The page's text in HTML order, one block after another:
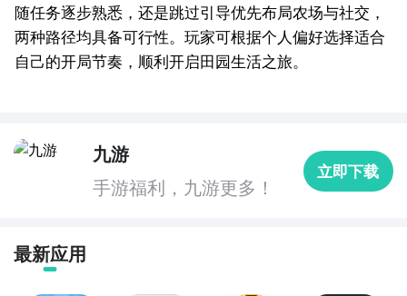
随任务逐步熟悉，还是跳过引导优先布局农场与社交，
两种路径均具备可行性。玩家可根据个人偏好选择适合
自己的开局节奏，顺利开启田园生活之旅。
九游
手游福利，九游更多！
立即下载
最新应用